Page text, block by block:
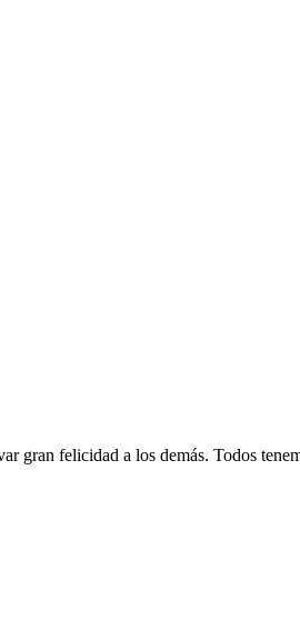
gran felicidad a los demás. Todos